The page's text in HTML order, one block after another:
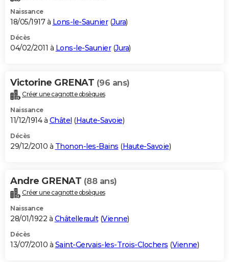
Naissance
18/05/1917 à Lons-le-Saunier(Jura)
Décès
04/02/2011 à Lons-le-Saunier(Jura)
Victorine GRENAT (96 ans)
Créer une cagnotte obsèques
Naissance
11/12/1914 à Châtel (Haute-Savoie)
Décès
29/12/2010 à Thonon-les-Bains (Haute-Savoie)
Andre GRENAT (88 ans)
Créer une cagnotte obsèques
Naissance
28/01/1922 à Châtellerault(Vienne)
Décès
13/07/2010 à Saint-Gervais-les-Trois-Clochers (Vienne)